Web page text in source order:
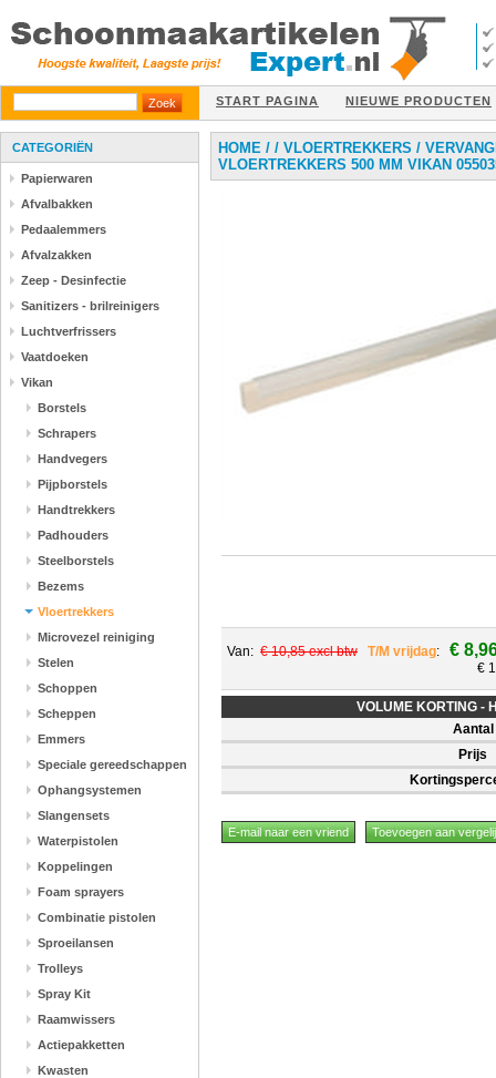
START PAGINA NIEUWE PRODUCTEN
CATEGORIËN
Papierwaren
Afvalbakken
Pedaalemmers
Afvalzakken
Zeep - Desinfectie
Sanitizers - brilreinigers
Luchtverfrissers
Vaatdoeken
Vikan
Borstels
Schrapers
Handvegers
Pijpborstels
Handtrekkers
Padhouders
Steelborstels
Bezems
Vloertrekkers
Microvezel reiniging
Stelen
Schoppen
Scheppen
Emmers
Speciale gereedschappen
Ophangsystemen
Slangensets
Waterpistolen
Koppelingen
Foam sprayers
Combinatie pistolen
Sproeilansen
Trolleys
Spray Kit
Raamwissers
Actiepakketten
Kwasten
HOME / / VLOERTREKKERS /
VLOERTREKKERS 500 MM VIKAN
Van: € 10,85 excl btw T/M vrijdag: €
€
VOLUME KORTING -
Aantal
Prijs